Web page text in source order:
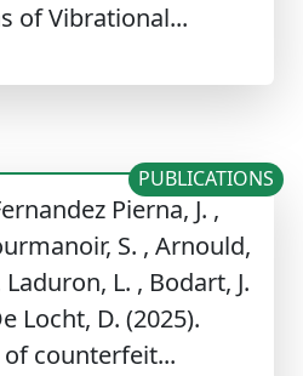
of Vibrational...
Pierna, J. ,
S. , Arnould,
L. , Bodart, J.
Locht, D. (2025).
of counterfeit...
PUBLICATIONS